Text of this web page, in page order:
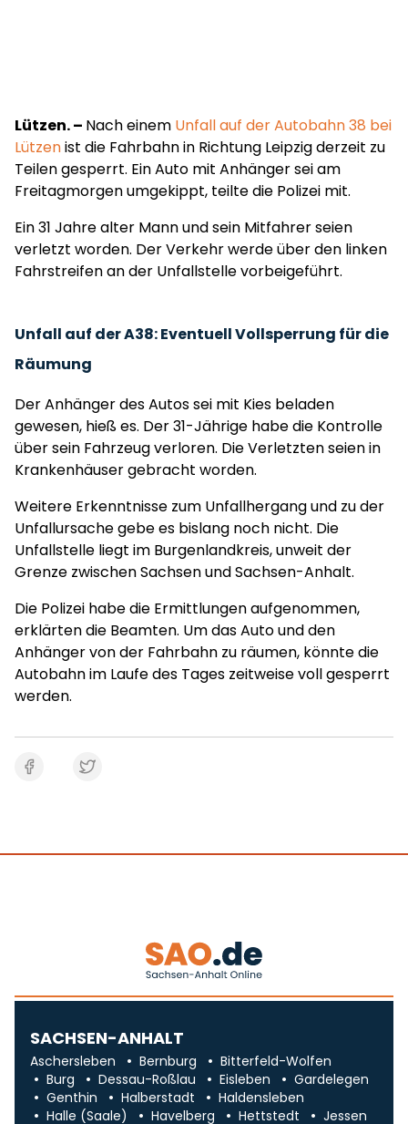
Lützen. – Nach einem Unfall auf der Autobahn 38 bei
Lützenist die Fahrbahn in Richtung Leipzig derzeit zu
Teilen gesperrt. Ein Auto mit Anhänger sei am
Freitagmorgen umgekippt, teilte die Polizei mit.
Ein 31 Jahre alter Mann und sein Mitfahrer seien
verletzt worden. Der Verkehr werde über den linken
Fahrstreifen an der Unfallstelle vorbeigeführt.
Unfall auf der A38: Eventuell Vollsperrung für die
Räumung
Der Anhänger des Autos sei mit Kies beladen
gewesen, hieß es. Der 31-Jährige habe die Kontrolle
über sein Fahrzeug verloren. Die Verletzten seien in
Krankenhäuser gebracht worden.
Weitere Erkenntnisse zum Unfallhergang und zu der
Unfallursache gebe es bislang noch nicht. Die
Unfallstelle liegt im Burgenlandkreis, unweit der
Grenze zwischen Sachsen und Sachsen-Anhalt.
Die Polizei habe die Ermittlungen aufgenommen,
erklärten die Beamten. Um das Auto und den
Anhänger von der Fahrbahn zu räumen, könnte die
Autobahn im Laufe des Tages zeitweise voll gesperrt
werden.
SACHSEN-ANHALT
Aschersleben Bernburg
Bitterfeld-Wolfen
Burg
Dessau-Roßlau Eisleben
Gardelegen
Genthin
Halberstadt
Haldensleben
Halle (Saale)
Havelberg Hettstedt Jessen